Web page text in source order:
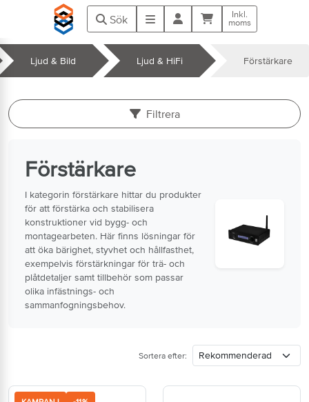
Hoppa till huvudinnehåll
Sök Meny Kundvagn
Inkl.
moms
Ljud & Bild Ljud & HiFi Förstärkare
Filtrera
Förstärkare
I kategorin förstärkare hittar du produkter
för att förstärka och stabilisera
konstruktioner vid bygg- och
montagearbeten. Här finns lösningar för
att öka bärighet, styvhet och hållfasthet,
exempelvis förstärkningar för trä- och
plåtdetaljer samt tillbehör som passar
olika infästnings- och
sammanfogningsbehov.
Sortera efter: